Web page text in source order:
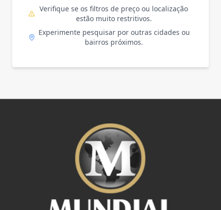
Verifique se os filtros de preço ou localização
estão muito restritivos.
Experimente pesquisar por outras cidades ou
bairros próximos.